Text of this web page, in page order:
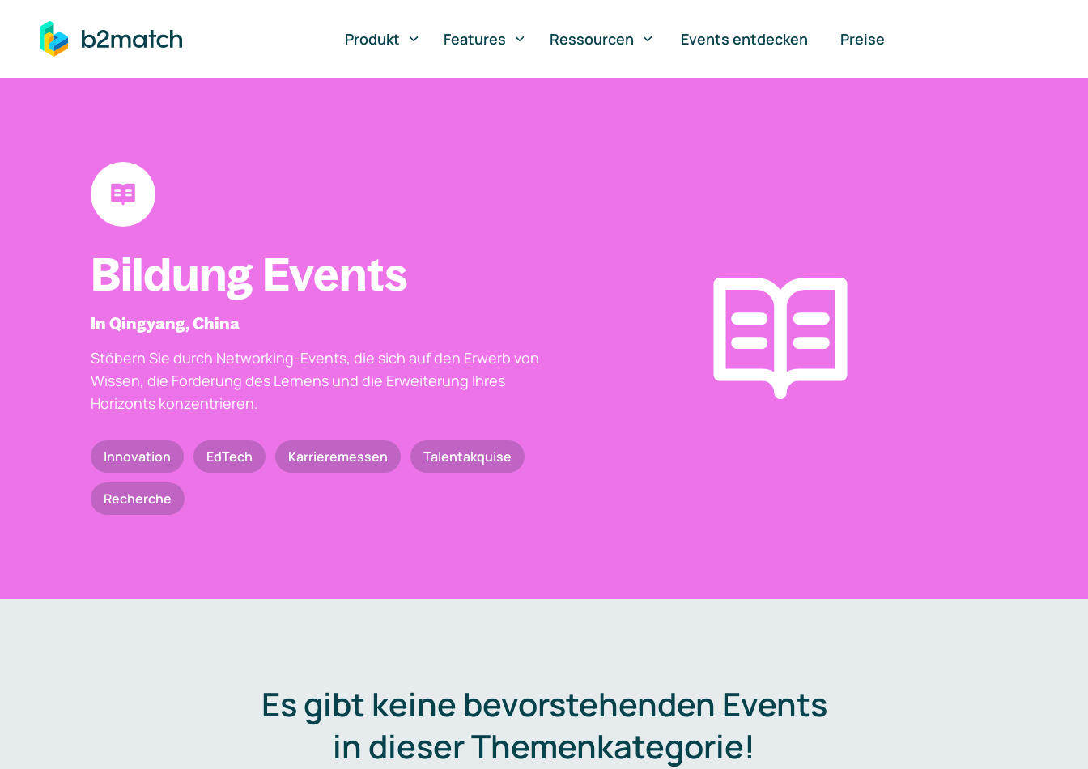
springen
Produkt
Features Ressourcen Events entdecken Preise
Bildung Events
In Qingyang, China
Stöbern Sie durch Networking-Events, die sich auf den Erwerb von
Wissen, die Förderung des Lernens und die Erweiterung Ihres
Horizonts konzentrieren.
Innovation EdTech Karrieremessen Talentakquise
Recherche
Es gibt keine bevorstehenden Events
in dieser Themenkategorie!